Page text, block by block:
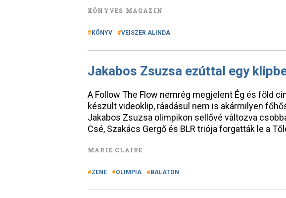
KÖNYVES MAGAZIN
KÖNYV VEISZER ALINDA
Jakabos Zsuzsa ezúttal egy
A Follow The Flow nemrég megjelent Ég és föld
készült videoklip, ráadásul nem is akármilyen
Jakabos Zsuzsa olimpikon sellővé változva
Csé, Szakács Gergő és BLR triója forgatták le a
MARIE CLAIRE
ZENE OLIMPIA BALATON